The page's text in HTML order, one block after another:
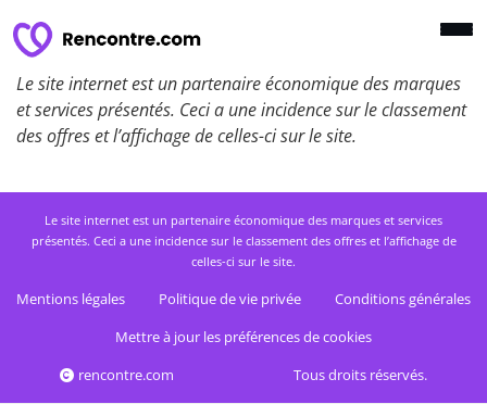
Le site internet est un partenaire économique des marques
et services présentés. Ceci a une incidence sur le classement
des offres et l’affichage de celles-ci sur le site.
Le site internet est un partenaire économique des marques et services
présentés. Ceci a une incidence sur le classement des offres et l’affichage de
celles-ci sur le site.
Mentions légales Politique de vie privée
Conditions générales
Mettre à jour les préférences de cookies
rencontre.com
Tous droits réservés.